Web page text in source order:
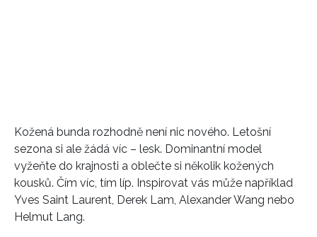
Kožená bunda rozhodně není nic nového. Letošní
sezona si ale žádá víc – lesk. Dominantní model
vyžeňte do krajnosti a oblečte si několik kožených
kousků. Čím víc, tím líp. Inspirovat vás může například
Yves Saint Laurent, Derek Lam, Alexander Wang nebo
Helmut Lang.